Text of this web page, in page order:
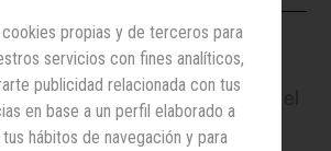
sigue siendo la reina del
el principal titular que nos deja el
el que Just Eat analiza las
propias y de terceros para
servicios con fines analíticos,
publicidad relacionada con tus
en base a un perfil elaborado a
hábitos de navegación y para